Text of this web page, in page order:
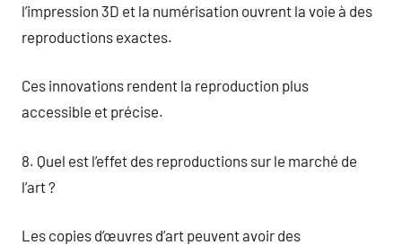
l’impression 3D et la numérisation ouvrent la voie à des
reproductions exactes.
Ces innovations rendent la reproduction plus
accessible et précise.
8. Quel est l’effet des reproductions sur le marché de
l’art ?
Les copies d’œuvres d’art peuvent avoir des